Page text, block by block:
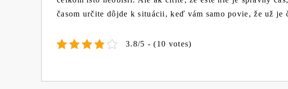
časom určite dôjde k situácii, keď vám samo povie, že už je
3.8/5 - (10 votes)